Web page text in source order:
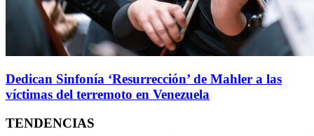
Dedican Sinfonía ‘Resurrección’ de Mahler a las
víctimas del terremoto en Venezuela
TENDENCIAS